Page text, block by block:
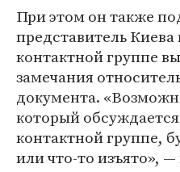
При этом он также
представитель
контактной группе
замечания
документа.
который
контактной группе,
или что-то изъято»,